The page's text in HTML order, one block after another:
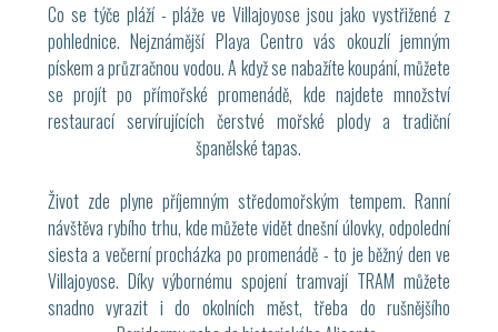
Co se týče pláží - pláže ve Villajoyose jsou jako vystřižené z
pohlednice. Nejznámější Playa Centro vás okouzlí jemným
pískem a průzračnou vodou. A když se nabažíte koupání, můžete
se projít po přímořské promenádě, kde najdete množství
restaurací servírujících čerstvé mořské plody a tradiční
španělské tapas.
Život zde plyne příjemným středomořským tempem. Ranní
návštěva rybího trhu, kde můžete vidět dnešní úlovky, odpolední
siesta a večerní procházka po promenádě - to je běžný den ve
Villajoyose. Díky výbornému spojení tramvají TRAM můžete
snadno vyrazit i do okolních měst, třeba do rušnějšího